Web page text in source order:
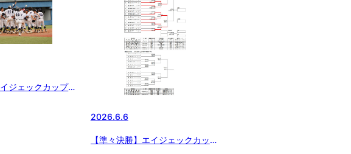
ジェックカップ第
2026.6.6
【準々決勝】エイジェックカップ